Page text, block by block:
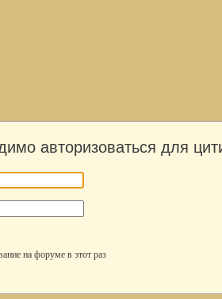
авторизоваться для
на форуме в этот раз